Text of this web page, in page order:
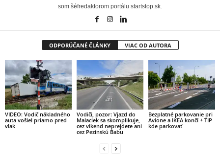
som šéfredaktorom portálu startstop.sk.
ODPORÚČANÉ ČLÁNKY VIAC OD AUTORA
VIDEO: Vodič nákladného
auta vošiel priamo pred
vlak
Vodiči, pozor: Vjazd do
Malaciek sa skomplikuje,
cez víkend neprejdete ani
cez Pezinskú Babu
Bezplatné parkovanie pri
Avione a IKEA končí + TIP
kde parkovať